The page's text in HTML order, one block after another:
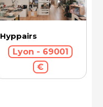
Hyppairs
Lyon - 69001
€